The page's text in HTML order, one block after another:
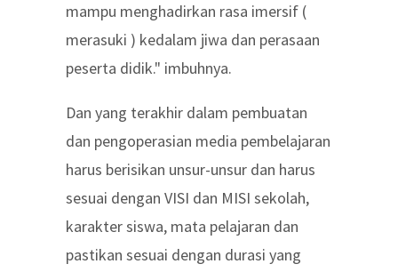
mampu menghadirkan rasa imersif (
merasuki ) kedalam jiwa dan perasaan
peserta didik." imbuhnya.
Dan yang terakhir dalam pembuatan
dan pengoperasian media pembelajaran
harus berisikan unsur-unsur dan harus
sesuai dengan VISI dan MISI sekolah,
karakter siswa, mata pelajaran dan
pastikan sesuai dengan durasi yang